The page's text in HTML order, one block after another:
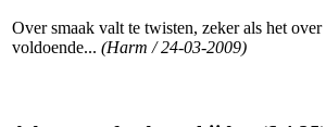
Over smaak valt te twisten, zeker als het
voldoende... (Harm / 24-03-2009)